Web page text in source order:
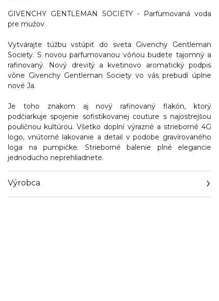
GIVENCHY GENTLEMAN SOCIETY - Parfumovaná voda
pre mužov
Vytvárajte túžbu vstúpiť do sveta Givenchy Gentleman
Society. S novou parfumovanou vôňou budete tajomný a
rafinovaný. Nový drevitý a kvetinovo aromatickýpodpis
vône Givenchy Gentleman Society vo vás prebudí úplne
nové Ja.
Je toho znakom aj nový rafinovaný flakón, ktorý
podčiarkuje spojenie sofistikovanej couture s najostrejšou
pouličnou kultúrou. Všetko doplní výrazné a strieborné 4G
logo, vnútorné lakovanie a detail v podobe gravírovaného
loga na pumpičke. Strieborné balenie plné elegancie
jednoducho neprehliadnete.
Výrobca